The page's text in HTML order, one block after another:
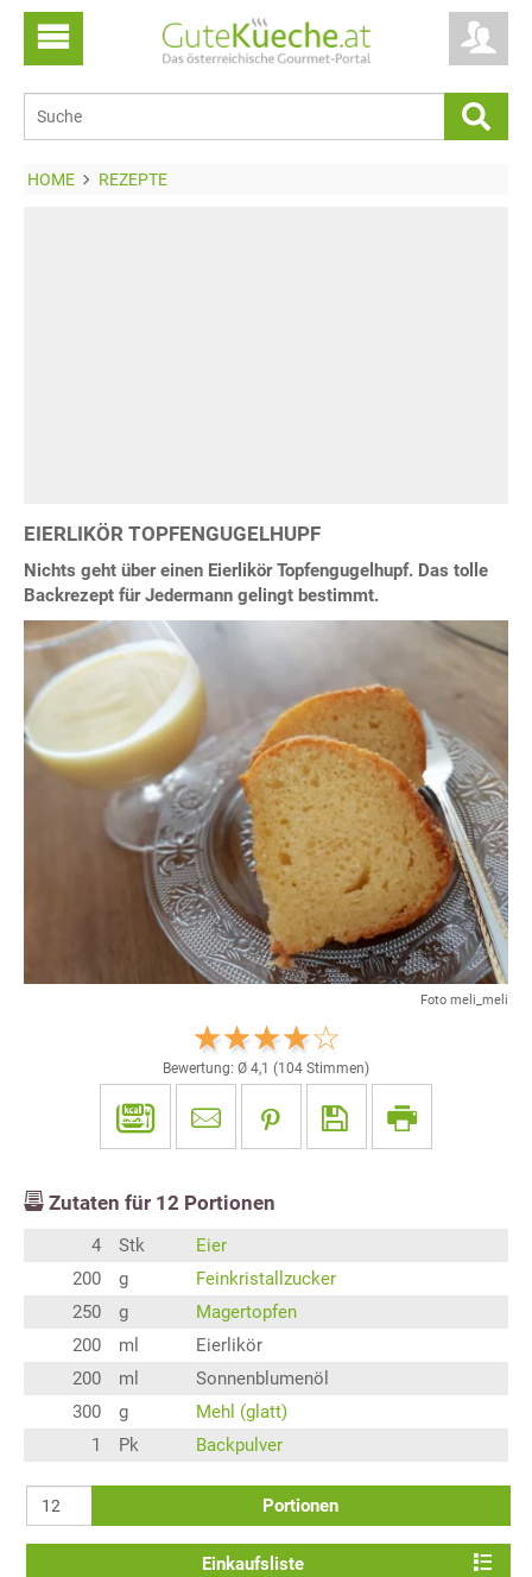
HOME REZEPTE
EIERLIKÖR TOPFENGUGELHUPF
Nichts geht über einen Eierlikör Topfengugelhupf. Das tolle
Backrezept für Jedermann gelingt bestimmt.
Foto meli_meli
Bewertung: Ø 4,1 (104 Stimmen)
Zutaten für 12 Portionen
4 Stk
Eier
200
g
Feinkristallzucker
250
g
Magertopfen
200
ml
Eierlikör
200
ml
Sonnenblumenöl
300
g
Mehl (glatt)
1
Pk Backpulver
Portionen
Einkaufsliste